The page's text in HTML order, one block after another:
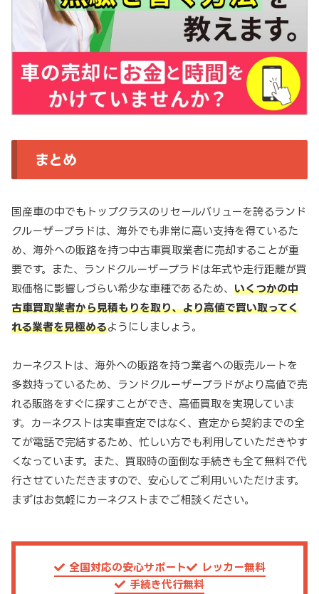
まとめ
国産車の中でもトップクラスのリセールバリューを誇るランド
クルーザープラドは、海外でも非常に高い支持を得ているた
め、海外への販路を持つ中古車買取業者に売却することが重
要です。また、ランドクルーザープラドは年式や走行距離が買
取価格に影響しづらい希少な車種であるため、 いくつかの中
古車買取業者から見積もりを取り、より高値で買い取ってく
れる業者を見極めるようにしましょう。
カーネクストは、海外への販路を持つ業者への販売ルートを
多数持っているため、ランドクルーザープラドがより高値で売
れる販路をすぐに探すことができ、高価買取を実現していま
す。カーネクストは実車査定ではなく、査定から契約までの全
てが電話で完結するため、忙しい方でも利用していただきやす
くなっています。また、買取時の面倒な手続きも全て無料で代
行させていただきますので、安心してご利用いいただけます。
まずはお気軽にカーネクストまでご相談ください。
全国対応の安心サポート
レッカー無料
手続き代行無料